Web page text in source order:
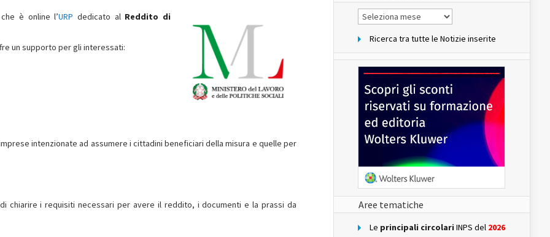
è online l’URP dedicato al Reddito di
un supporto per gli interessati:
intenzionate ad assumere i cittadini beneficiari della misura e quelle per
chiarire i requisiti necessari per avere il reddito, i documenti e la prassi da
Notizie
per
Ricerca tra tutte le Notizie inserite
Aree tematiche
Le principali circolari INPS del 2026